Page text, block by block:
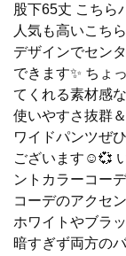
股下65丈 こちら
人気も高いこち
デザインでセン
できます✨ ちょ
てくれる素材感
使いやすさ抜群
ワイドパンツぜ
ございます☺️💞
ントカラーコー
コーデのアクセ
ホワイトやブラ
暗すぎず両方の